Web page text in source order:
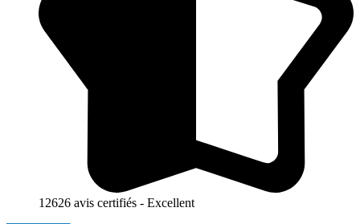
12626 avis certifiés - Excellent